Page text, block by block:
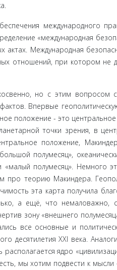
международного
«международная
актах. Международная
отношений, при котором не
но с этим вопросом
Впервые
положение - это
точки зрения, в
положение,
полумесяц»,
«малый полумесяц». Немного
про теорию Макиндера.
эта карта получила
а ещё, что немаловажно,
зону «внешнего
все основные и
десятилетия XXI века.
располагается ядро
мы хотим подвести к